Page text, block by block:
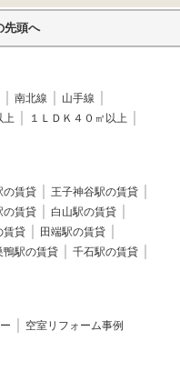
先頭へ
南北線
山手線
上
１ＬＤＫ４０㎡以上
の賃貸
王子神谷駅の賃貸
の賃貸
白山駅の賃貸
賃貸
田端駅の賃貸
鴨駅の賃貸
千石駅の賃貸
空室リフォーム事例